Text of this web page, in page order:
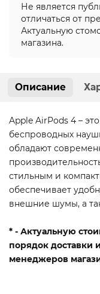
Не является
отличаться от
Актуальную
магазина.
Описание
Apple AirPods 4 –
беспроводных
обладают
стильным и
обеспечивает
внешние шумы, а
* - Актуальную
порядок доставки
менеджеров